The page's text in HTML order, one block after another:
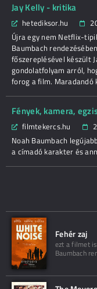
Jay Kelly - kritika
hetediksor.hu
Újra egy nem Netflix-
Baumbach
főszereplésével készült
gondolatfolyam arról,
forog a film. Maradandó
Fények, kamera,
filmtekercs.hu
Noah Baumbach
a címadó karakter és
Fehér zaj
ezt a filmet
Baumbach